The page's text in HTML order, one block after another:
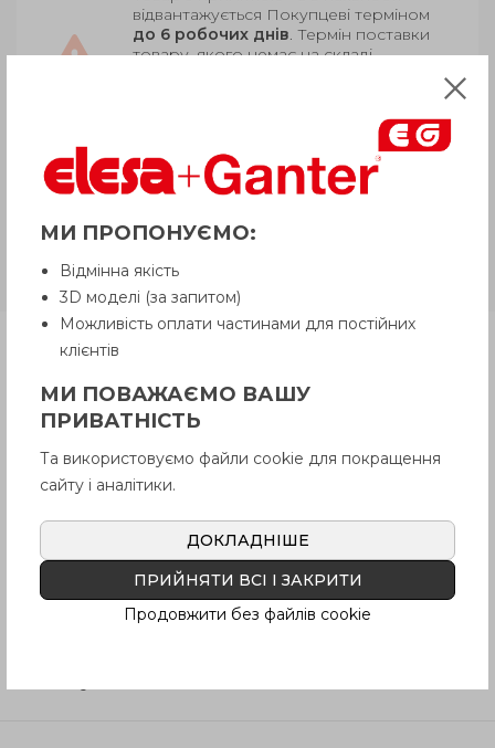
відвантажується Покупцеві терміном
до 6 робочих днів. Термін поставки
товару, якого немає на складі,
відпускати товар у базовій кольоровій
гамі, якщо інше не обговорено
Покупцем.
GN 924.40Алюміній, пластикове
покриття з ручкою, що
обертається
Продукція
Опис
Питання про продукцію
Інструкція (pdf.)
МИ ПРОПОНУЄМО:
Відмінна якість
3D моделі (за запитом)
Можливість оплати частинами для постійних
клієнтів
МИ ПОВАЖАЄМО ВАШУ
ПРИВАТНІСТЬ
Та використовуємо файли cookie для покращення
сайту і аналітики.
ДОКЛАДНІШЕ
ПРИЙНЯТИ ВСІ І ЗАКРИТИ
Продовжити без файлів cookie